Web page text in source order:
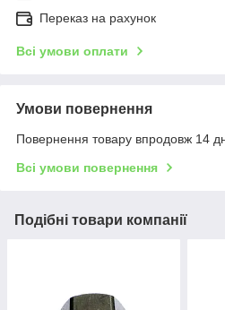
Переказ на рахунок
Всі умови оплати
Умови повернення
Повернення товару впродовж 14
Всі умови повернення
Подібні товари компанії